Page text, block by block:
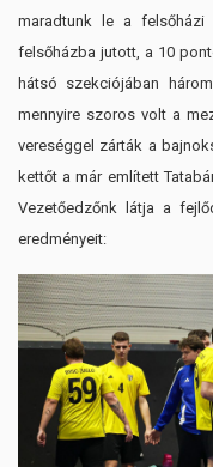
maradtunk le a
felsőházba jutott, a 10
hátsó szekciójában
mennyire szoros volt a
vereséggel zárták a
kettőt a már említett
Vezetőedzőnk látja a
eredményeit: